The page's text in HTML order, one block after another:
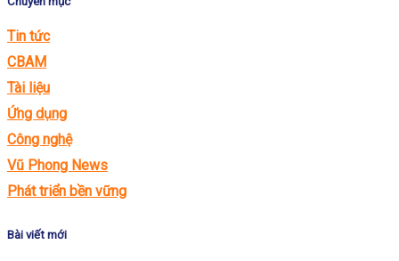
Tin tức
CBAM
Tài liệu
Ứng dụng
Công nghệ
Vũ Phong News
Phát triển bền vững
Bài viết mới